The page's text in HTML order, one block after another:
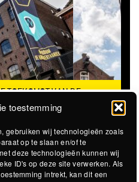
toestemming
gebruiken wij technologieën zoals
op te slaan en/of te
deze technologieën kunnen wij
ID's op deze site verwerken. Als
intrekt, kan dit een
TOEKOMST VAN DE